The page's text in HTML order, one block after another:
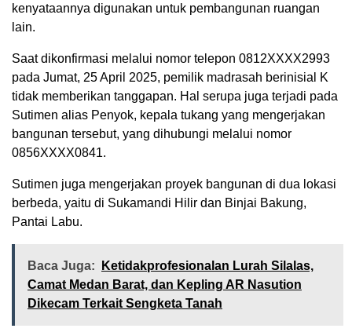
kenyataannya digunakan untuk pembangunan ruangan
lain.
Saat dikonfirmasi melalui nomor telepon 0812XXXX2993
pada Jumat, 25 April 2025, pemilik madrasah berinisial K
tidak memberikan tanggapan. Hal serupa juga terjadi pada
Sutimen alias Penyok, kepala tukang yang mengerjakan
bangunan tersebut, yang dihubungi melalui nomor
0856XXXX0841.
Sutimen juga mengerjakan proyek bangunan di dua lokasi
berbeda, yaitu di Sukamandi Hilir dan Binjai Bakung,
Pantai Labu.
Baca Juga:
Ketidakprofesionalan Lurah Silalas,
Camat Medan Barat, dan Kepling AR Nasution
Dikecam Terkait Sengketa Tanah